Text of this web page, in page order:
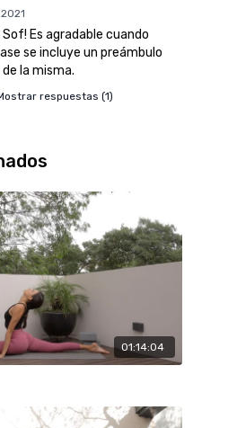
Es agradable cuando
se incluye un preámbulo
la misma.
respuestas (1)
01:14:04